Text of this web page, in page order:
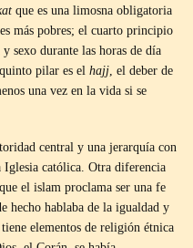
que es una limosna obligatoria
más pobres; el cuarto principio
sexo durante las horas de día
pilar es el hajj, el deber de
una vez en la vida si se
central y una jerarquía con
Iglesia católica. Otra diferencia
el islam proclama ser una fe
hecho hablaba de la igualdad y
elementos de religión étnica